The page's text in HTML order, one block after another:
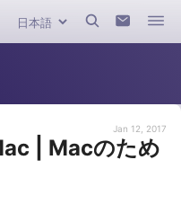
Jan 12, 2017
| Macのため